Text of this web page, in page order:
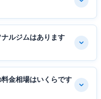
ルジムはあります
金相場はいくらです